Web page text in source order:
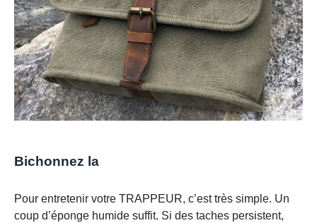
Bichonnez la
Pour entretenir votre TRAPPEUR, c’est très simple. Un
coup d’éponge humide suffit. Si des taches persistent,